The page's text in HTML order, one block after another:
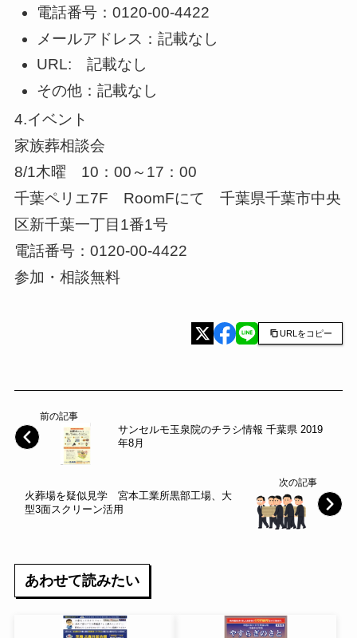
電話番号：0120-00-4422
メールアドレス：記載なし
URL: 記載なし
その他：記載なし
4.イベント
家族葬相談会
8/1木曜 10：00～17：00
千葉ペリエ7F RoomFにて 千葉県千葉市中央
区新千葉一丁目1番1号
電話番号：0120-00-4422
参加・相談無料
URLをコピー
前の記事
サンセルモ玉泉院のチラシ情報 千葉県 2019
年8月
次の記事
火葬場を疑似見学 宮本工業所黒部工場、大
型3面スクリーン活用
あわせて読みたい